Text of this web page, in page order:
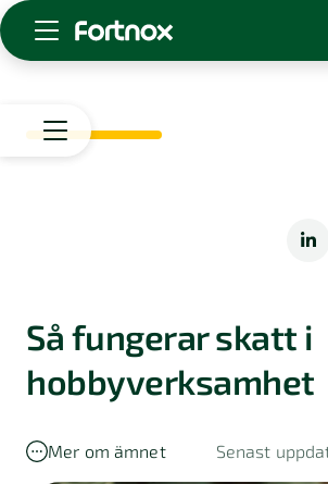
Skaffa Fortnox
Om Fortnox
Karriär
Kontakt
Bransch
Kundberättelser
Tips
Bokföring
Ekonomisk
ordlista
Bokföringstips
Så fungerar skatt i
hobbyverksamhet
Mer om ämnet Senast